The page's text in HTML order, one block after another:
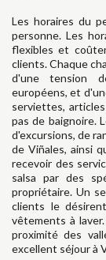
Les horaires du
personne. Les
flexibles et
clients. Chaque
d'une tension
européens, et
serviettes,
pas de baignoire.
d'excursions, de
de Viñales, ainsi
recevoir des
salsa par des
propriétaire. Un
clients le
vêtements à
proximité des
excellent séjour à